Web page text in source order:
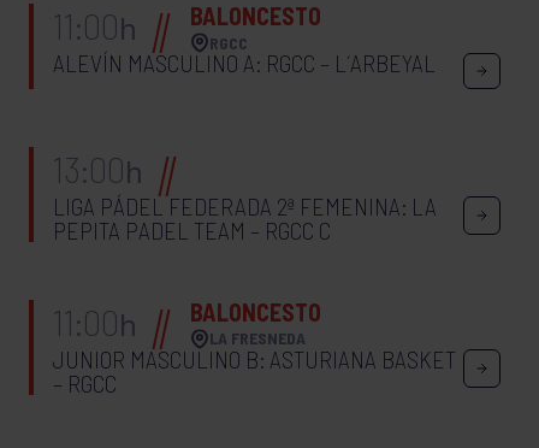
11:00h BALONCESTO
RGCC
ALEVÍN MASCULINO A: RGCC – L´ARBEYAL
13:00h
LIGA PÁDEL FEDERADA 2ª FEMENINA: LA
PEPITA PADEL TEAM – RGCC C
11:00h BALONCESTO
LA FRESNEDA
JUNIOR MASCULINO B: ASTURIANA BASKET
– RGCC